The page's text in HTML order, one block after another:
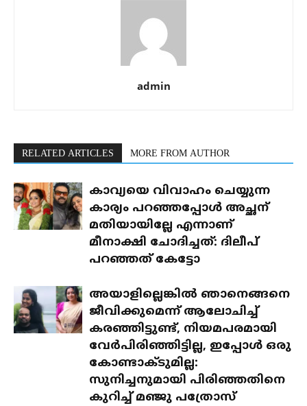
admin
RELATED ARTICLES MORE FROM AUTHOR
കാവ്യയെ വിവാഹം ചെയ്യുന്ന
കാര്യം പറഞ്ഞപ്പോൾ അച്ഛന്
മതിയായില്ലേ എന്നാണ്
മീനാക്ഷി ചോദിച്ചത്: ദിലീപ്
പറഞ്ഞത് കേട്ടോ
അയാളില്ലെങ്കിൽ ഞാനെങ്ങനെ
ജീവിക്കുമെന്ന് ആലോചിച്ച്
കരഞ്ഞിട്ടുണ്ട്, നിയമപരമായി
വേർപിരിഞ്ഞിട്ടില്ല, ഇപ്പോൾ ഒരു
കോണ്ടാക്ടുമില്ല:
സുനിച്ചനുമായി പിരിഞ്ഞതിനെ
കുറിച്ച് മഞ്ജു പത്രോസ്